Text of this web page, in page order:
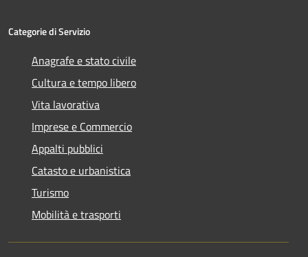
Categorie di Servizio
Anagrafe e stato civile
Cultura e tempo libero
Vita lavorativa
Imprese e Commercio
Appalti pubblici
Catasto e urbanistica
Turismo
Mobilità e trasporti